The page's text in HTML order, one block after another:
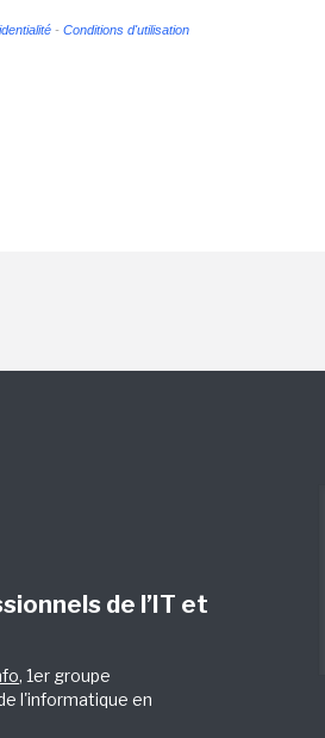
- Conditions d'utilisation
de l’IT et
, 1er groupe
l'informatique en